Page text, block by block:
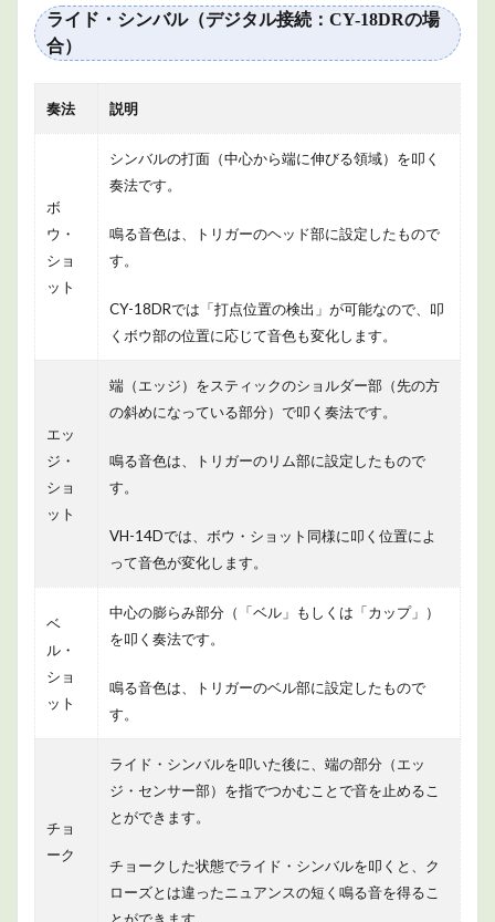
ライド・シンバル（デジタル接続：CY-18DRの場
合）
奏法 説明
ボ
ウ・
ショ
ット
シンバルの打面（中心から端に伸びる領域）を叩く
奏法です。
鳴る音色は、トリガーのヘッド部に設定したもので
す。
CY-18DRでは「打点位置の検出」が可能なので、叩
くボウ部の位置に応じて音色も変化します。
エッ
ジ・
ショ
ット
端（エッジ）をスティックのショルダー部（先の方
の斜めになっている部分）で叩く奏法です。
鳴る音色は、トリガーのリム部に設定したもので
す。
VH-14Dでは、ボウ・ショット同様に叩く位置によ
って音色が変化します。
ベ
ル・
ショ
ット
中心の膨らみ部分（「ベル」もしくは「カップ」）
を叩く奏法です。
鳴る音色は、トリガーのベル部に設定したもので
す。
チョ
ーク
ライド・シンバルを叩いた後に、端の部分（エッ
ジ・センサー部）を指でつかむことで音を止めるこ
とができます。
チョークした状態でライド・シンバルを叩くと、ク
ローズとは違ったニュアンスの短く鳴る音を得るこ